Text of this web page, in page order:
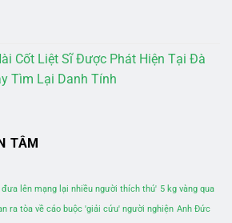
Cốt Liệt Sĩ Được Phát Hiện Tại Đà
Tìm Lại Danh Tính
TÂM
lên mạng lại nhiều người thích thú' 5 kg vàng qua
ra tòa về cáo buộc 'giải cứu' người nghiện Anh Đức